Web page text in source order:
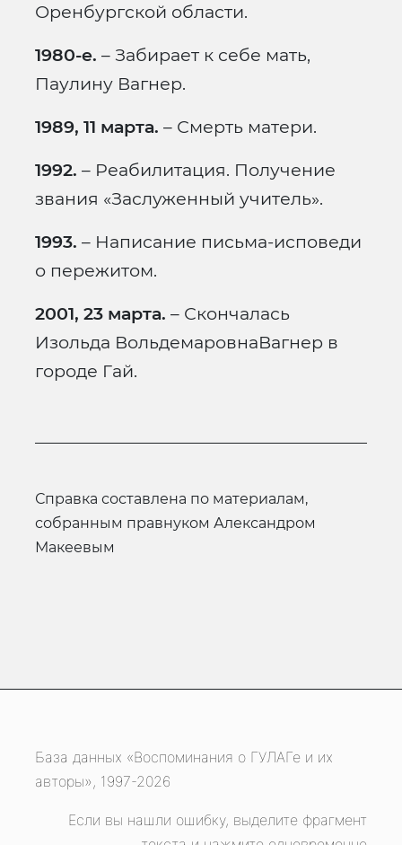
Оренбургской области.
1980-е. – Забирает к себе мать,
Паулину Вагнер.
1989, 11 марта. – Смерть матери.
1992. – Реабилитация. Получение
звания «Заслуженный учитель».
1993. – Написание письма-исповеди
о пережитом.
2001, 23 марта. – Скончалась
Изольда ВольдемаровнаВагнер в
городе Гай.
справка составлена по материалам,
собранным правнуком Александром
Макеевым
База данных «Воспоминания о ГУЛАГе и их
авторы», 1997-2026
Если вы нашли ошибку, выделите фрагмент